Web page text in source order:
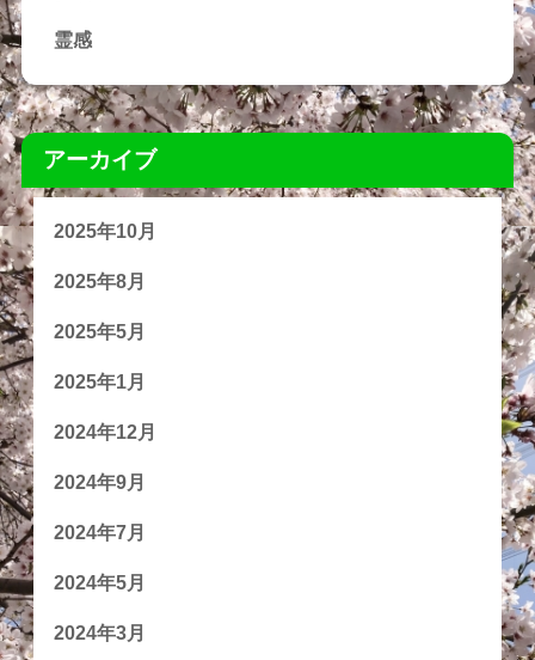
霊感
アーカイブ
2025年10月
2025年8月
2025年5月
2025年1月
2024年12月
2024年9月
2024年7月
2024年5月
2024年3月